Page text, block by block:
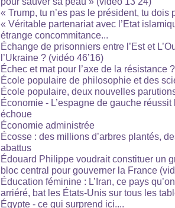
« Trump, tu n’es pas le président, tu dois
« Véritable partenariat avec l’Etat
étrange concommitance...
Échange de prisonniers entre l’Est et
l’Ukraine ? (vidéo 46’16)
Échec et mat pour l’axe de la résistance
École populaire de philosophie et des
École populaire, deux nouvelles
Économie - L’espagne de gauche
échoue
Économie administrée
Écosse : des millions d’arbres plantés,
abattus
Édouard Philippe voudrait constituer un
bloc central pour gouverner la France
Éducation féminine : L’Iran, ce pays
arriéré, bat les États-Unis sur tous les
Égypte - ce qui surprend ici....